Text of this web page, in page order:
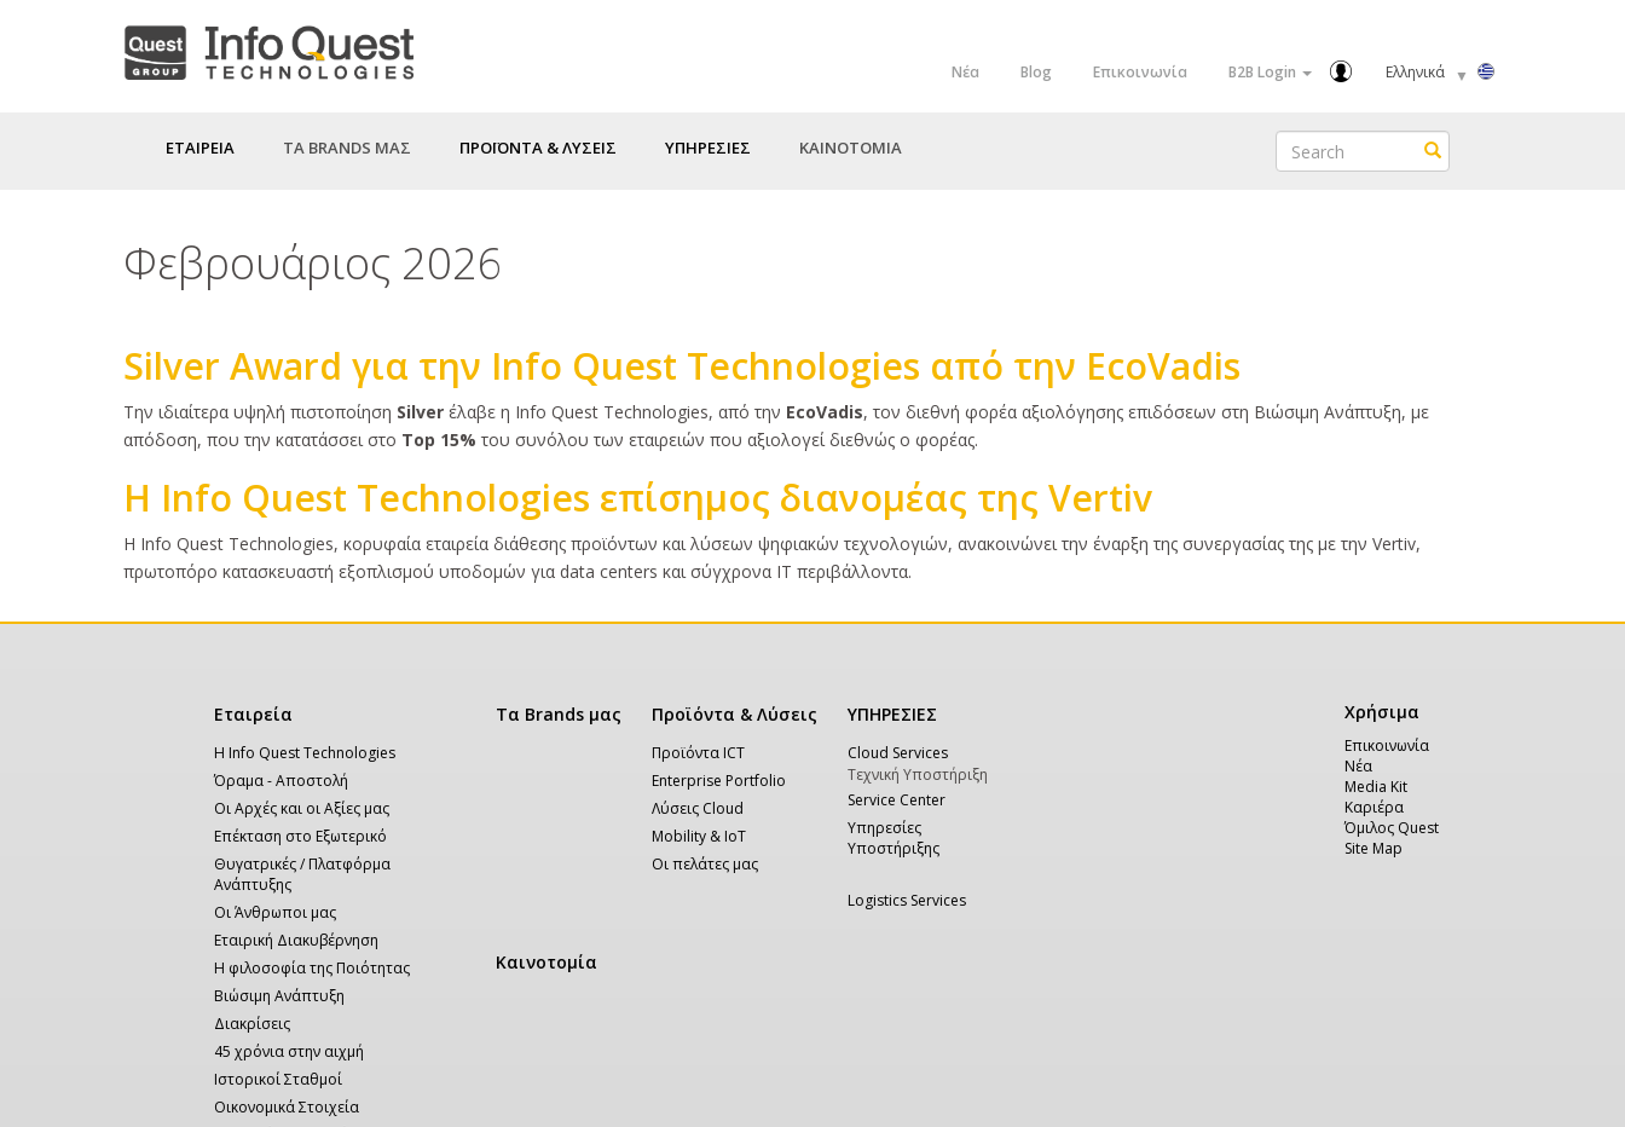
Νέα Blog Επικοινωνία B2B Login
Select
language
ΕΤΑΙΡΕΙΑ ΤΑ BRANDS ΜΑΣ ΠΡΟΪΟΝΤΑ & ΛΥΣΕΙΣ ΥΠΗΡΕΣΙΕΣ ΚΑΙΝΟΤΟΜΙΑ Search Search
Φεβρουάριος 2026
Silver Award για την Info Quest Technologies από την EcoVadis
Κυρίως
κείμενο
Tην ιδιαίτερα υψηλή πιστοποίηση Silver έλαβε η Info Quest Technologies, από την EcoVadis, τον διεθνή φορέα αξιολόγησης επιδόσεων στη Βιώσιμη Ανάπτυξη, με
απόδοση, που την κατατάσσει στο Τοp 15% του συνόλου των εταιρειών που αξιολογεί διεθνώς ο φορέας.
Η Info Quest Technologies επίσημος διανομέας της Vertiv
Κυρίως
κείμενο
Η Info Quest Technologies, κορυφαία εταιρεία διάθεσης προϊόντων και λύσεων ψηφιακών τεχνολογιών, ανακοινώνει την έναρξη της συνεργασίας της με την Vertiv,
πρωτοπόρο κατασκευαστή εξοπλισμού υποδομών για data centers και σύγχρονα IT περιβάλλοντα.
Κεντρική
πλοήγηση
Εταιρεία
Η Info Quest Technologies
Όραμα - Αποστολή
Οι Αρχές και οι Αξίες μας
Επέκταση στο Εξωτερικό
Θυγατρικές / Πλατφόρμα
Ανάπτυξης
Οι Άνθρωποι μας
Εταιρική Διακυβέρνηση
Η φιλοσοφία της Ποιότητας
Βιώσιμη Ανάπτυξη
Διακρίσεις
45 χρόνια στην αιχμή
Ιστορικοί Σταθμοί
Οικονομικά Στοιχεία
Τα Brands μας Προϊόντα & Λύσεις
Προϊόντα ICT
Enterprise Portfolio
Λύσεις Cloud
Mobility & IoT
Οι πελάτες μας
ΥΠΗΡΕΣΙΕΣ
Cloud Services
Τεχνική Υποστήριξη
Service Center
Υπηρεσίες
Υποστήριξης
Logistics Services
Καινοτομία
Χρήσιμα
Χρήσιμα
Επικοινωνία
Νέα
Media Kit
Καριέρα
Όμιλος Quest
Site Map